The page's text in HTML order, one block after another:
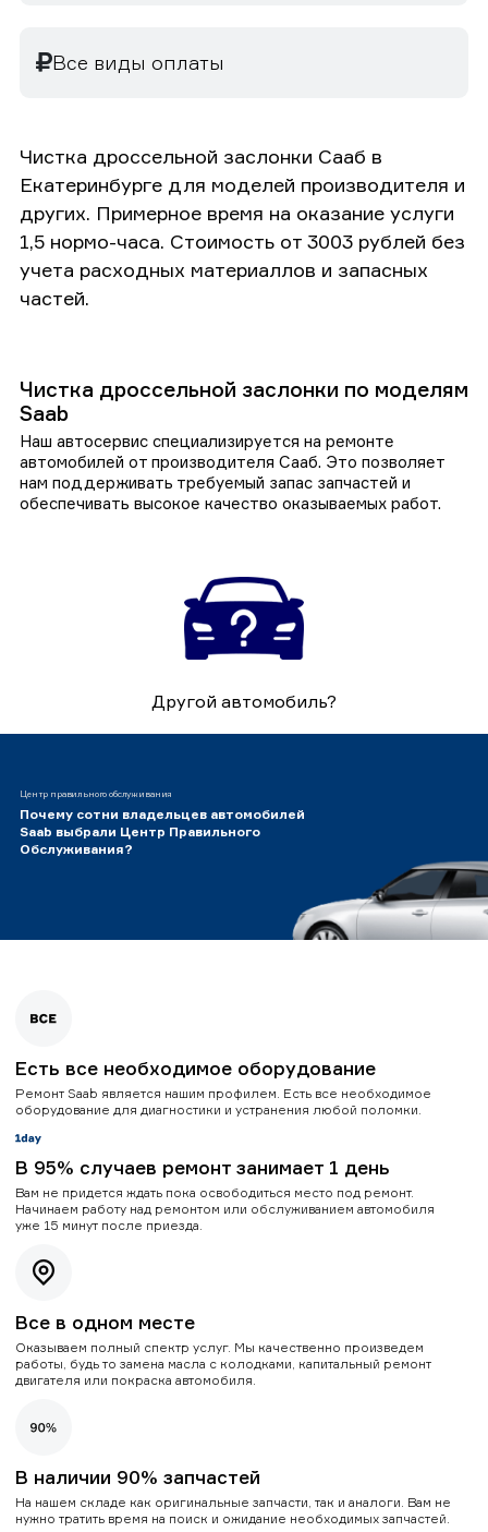
Все виды оплаты
Чистка дроссельной заслонки Сааб в
Екатеринбурге для моделей производителя и
других. Примерное время на оказание услуги
1,5 нормо-часа. Стоимость от 3003 рублей без
учета расходных материаллов и запасных
частей.
Чистка дроссельной заслонки по моделям
Saab
Наш автосервис специализируется на ремонте
автомобилей от производителя Сааб. Это позволяет
нам поддерживать требуемый запас запчастей и
обеспечивать высокое качество оказываемых работ.
Другой автомобиль?
Центр правильного обслуживания
Почему сотни владельцев автомобилей
Saab выбрали Центр Правильного
Обслуживания?
Есть все необходимое оборудование
Ремонт Saab является нашим профилем. Есть все необходимое
оборудование для диагностики и устранения любой поломки.
В 95% случаев ремонт занимает 1 день
Вам не придется ждать пока освободиться место под ремонт.
Начинаем работу над ремонтом или обслуживанием автомобиля
уже 15 минут после приезда.
Все в одном месте
Оказываем полный спектр услуг. Мы качественно произведем
работы, будь то замена масла с колодками, капитальный ремонт
двигателя или покраска автомобиля.
В наличии 90% запчастей
На нашем складе как оригинальные запчасти, так и аналоги. Вам не
нужно тратить время на поиск и ожидание необходимых запчастей.